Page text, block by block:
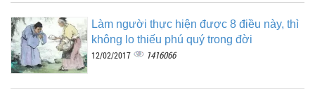
Làm người thực hiện được 8 điều này, thì
không lo thiếu phú quý trong đời
12/02/2017 1416066